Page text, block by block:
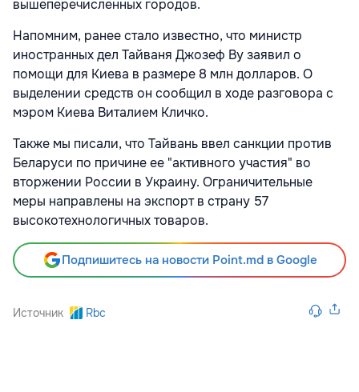
вышеперечисленных городов.
Напомним, ранее стало известно, что министр
иностранных дел Тайваня Джозеф Ву заявил о
помощи для Киева в размере 8 млн долларов. О
выделении средств он сообщил в ходе разговора с
мэром Киева Виталием Кличко.
Также мы писали, что Тайвань ввел санкции против
Беларуси по причине ее "активного участия" во
вторжении России в Украину. Ограничительные
меры направлены на экспорт в страну 57
высокотехнологичных товаров.
Подпишитесь на новости Point.md в Google
Источник Rbc